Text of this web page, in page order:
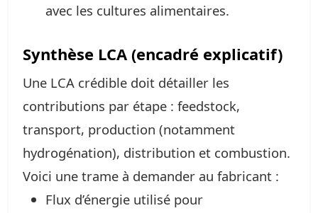
avec les cultures alimentaires.
Synthèse LCA (encadré explicatif)
Une LCA crédible doit détailler les
contributions par étape : feedstock,
transport, production (notamment
hydrogénation), distribution et combustion.
Voici une trame à demander au fabricant :
Flux d’énergie utilisé pour